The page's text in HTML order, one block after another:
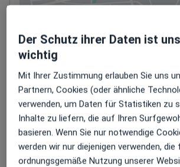
Jameda keine Online-
Zahlungsmodalitäten (private
Akzeptierte Versicherungen
Telefonnummer
02361 90...Telefonnummer
02361 90...Telefonnummer
Der Schutz ihrer Daten ist uns
wichtig
Mit Ihrer Zustimmung erlauben Sie uns
Partnern, Cookies (oder ähnliche
verwenden, um Daten für Statistiken zu
Inhalte zu liefern, die auf Ihren
basieren. Wenn Sie nur notwendige
werden wir nur diejenigen verwenden, die
ordnungsgemäße Nutzung unserer